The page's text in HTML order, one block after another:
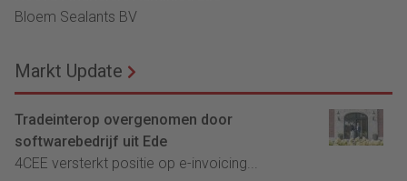
Bloem Sealants BV
Markt Update
Tradeinterop overgenomen door
softwarebedrijf uit Ede
4CEE versterkt positie op e-invoicing...